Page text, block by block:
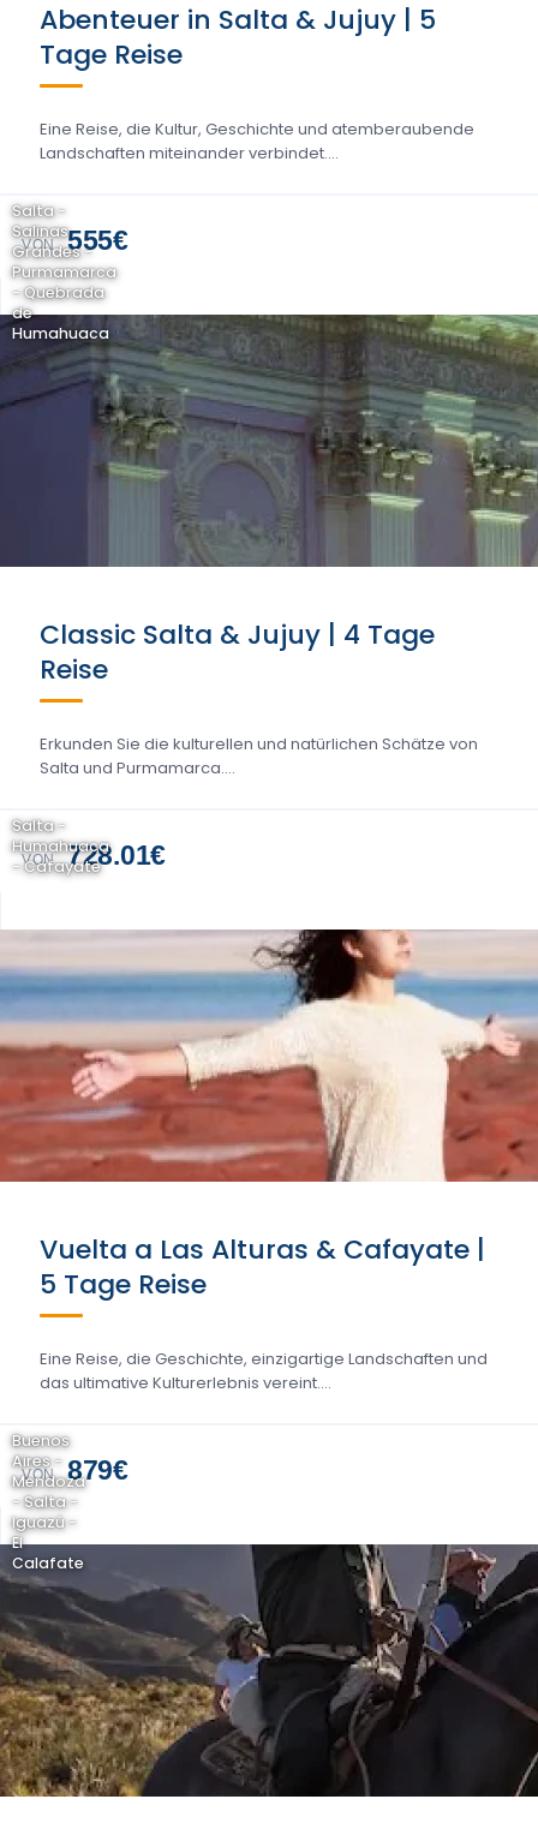
Abenteuer in Salta & Jujuy | 5
Tage Reise
Eine Reise, die Kultur, Geschichte und atemberaubende
Landschaften miteinander verbindet....
VON 555€
Salta -
Salinas
Grandes -
Purmamarca
- Quebrada
de
Humahuaca
Classic Salta & Jujuy | 4 Tage
Reise
Erkunden Sie die kulturellen und natürlichen Schätze von
Salta und Purmamarca....
VON 728.01€
Salta -
Humahuaca
- Cafayate
Vuelta a Las Alturas & Cafayate |
5 Tage Reise
Eine Reise, die Geschichte, einzigartige Landschaften und
das ultimative Kulturerlebnis vereint....
VON 879€
Buenos
Aires -
Mendoza
- Salta -
Iguazú -
El
Calafate